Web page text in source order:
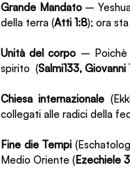
Grande Mandato –
della terra (Atti 1:8); ora
Unità del corpo – Poichè
spirito  (Salmi133, Giovanni
Chiesa internazionale
collegati alle radici della
Fine die Tempi
Medio Oriente (Ezechiele